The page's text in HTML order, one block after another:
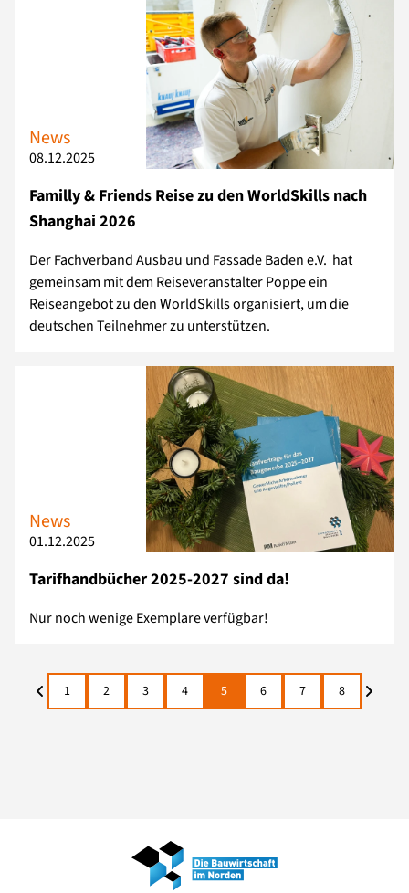
News
08.12.2025
Familly & Friends Reise zu den WorldSkills nach
Shanghai 2026
Der Fachverband Ausbau und Fassade Baden e.V. hat
gemeinsam mit dem Reiseveranstalter Poppe ein
Reiseangebot zu den WorldSkills organisiert, um die
deutschen Teilnehmer zu unterstützen.
News
01.12.2025
Tarifhandbücher 2025-2027 sind da!
Nur noch wenige Exemplare verfügbar!
1 2 3 4 5 6 7 8